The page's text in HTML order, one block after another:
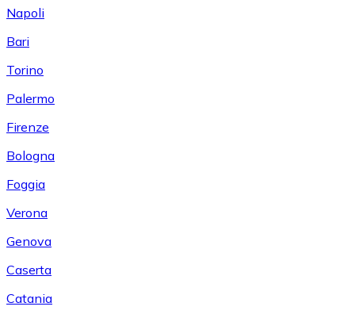
Napoli
Bari
Torino
Palermo
Firenze
Bologna
Foggia
Verona
Genova
Caserta
Catania